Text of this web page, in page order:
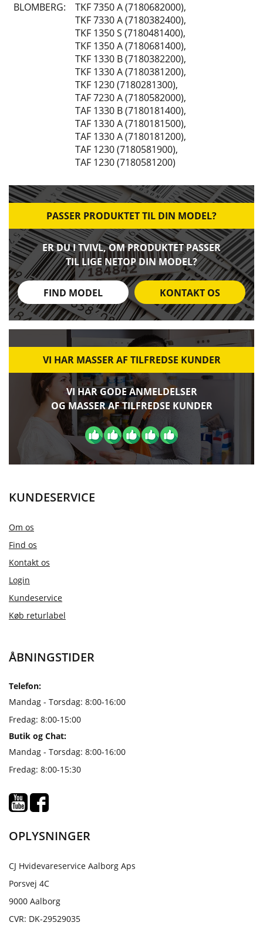
BLOMBERG: TKF 7350 A (7180682000),
TKF 7330 A (7180382400),
TKF 1350 S (7180481400),
TKF 1350 A (7180681400),
TKF 1330 B (7180382200),
TKF 1330 A (7180381200),
TKF 1230 (7180281300),
TAF 7230 A (7180582000),
TAF 1330 B (7180181400),
TAF 1330 A (7180181500),
TAF 1330 A (7180181200),
TAF 1230 (7180581900),
TAF 1230 (7180581200)
PASSER PRODUKTET TIL DIN MODEL?
ER DU I TVIVL, OM PRODUKTET PASSER
TIL LIGE NETOP DIN MODEL?
FIND MODEL KONTAKT OS
VI HAR MASSER AF TILFREDSE KUNDER
VI HAR GODE ANMELDELSER
OG MASSER AF TILFREDSE KUNDER
KUNDESERVICE
Om os
Find os
Kontakt os
Login
Kundeservice
Køb returlabel
ÅBNINGSTIDER
Telefon:
Mandag - Torsdag: 8:00-16:00
Fredag: 8:00-15:00
Butik og Chat:
Mandag - Torsdag: 8:00-16:00
Fredag: 8:00-15:30
OPLYSNINGER
CJ Hvidevareservice Aalborg Aps
Porsvej 4C
9000 Aalborg
CVR: DK-29529035